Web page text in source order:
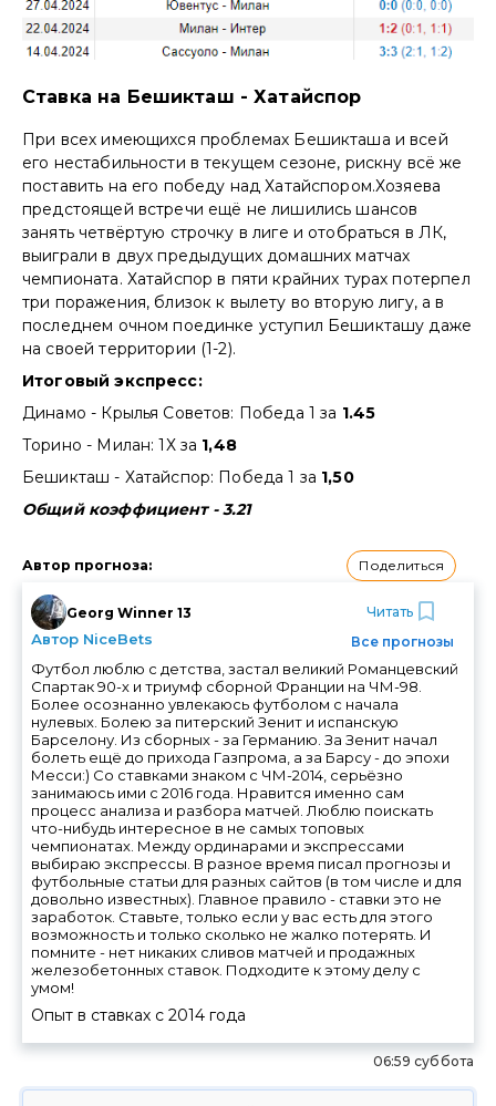
Ставка на Бешикташ - Хатайспор
При всех имеющихся проблемах Бешикташа и всей
его нестабильности в текущем сезоне, рискну всё же
поставить на его победу над Хатайспором.Хозяева
предстоящей встречи ещё не лишились шансов
занять четвёртую строчку в лиге и отобраться в ЛК,
выиграли в двух предыдущих домашних матчах
чемпионата. Хатайспор в пяти крайних турах потерпел
три поражения, близок к вылету во вторую лигу, а в
последнем очном поединке уступил Бешикташу даже
на своей территории (1-2).
Итоговый экспресс:
Динамо - Крылья Советов: Победа 1 за 1.45
Торино - Милан: 1Х за 1,48
Бешикташ - Хатайспор: Победа 1 за 1,50
Общий коэффициент - 3.21
Автор прогноза: Поделиться
Georg Winner 13
Автор NiceBets
Читать
Все прогнозы
Футбол люблю с детства, застал великий Романцевский
Спартак 90-х и триумф сборной Франции на ЧМ-98.
Более осознанно увлекаюсь футболом с начала
нулевых. Болею за питерский Зенит и испанскую
Барселону. Из сборных - за Германию. За Зенит начал
болеть ещё до прихода Газпрома, а за Барсу - до эпохи
Месси:) Со ставками знаком с ЧМ-2014, серьёзно
занимаюсь ими с 2016 года. Нравится именно сам
процесс анализа и разбора матчей. Люблю поискать
что-нибудь интересное в не самых топовых
чемпионатах. Между ординарами и экспрессами
выбираю экспрессы. В разное время писал прогнозы и
футбольные статьи для разных сайтов (в том числе и для
довольно известных). Главное правило - ставки это не
заработок. Ставьте, только если у вас есть для этого
возможность и только сколько не жалко потерять. И
помните - нет никаких сливов матчей и продажных
железобетонных ставок. Подходите к этому делу с
умом!
Опыт в ставках с 2014 года
06:59 суббота